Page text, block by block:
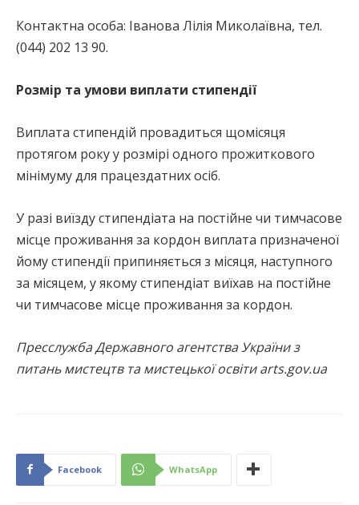
Контактна особа: Іванова Лілія Миколаївна, тел.
(044) 202 13 90.
Розмір та умови виплати стипендії
Виплата стипендій провадиться щомісяця
протягом року у розмірі одного прожиткового
мінімуму для працездатних осіб.
У разі виїзду стипендіата на постійне чи тимчасове
місце проживання за кордон виплата призначеної
йому стипендії припиняється з місяця, наступного
за місяцем, у якому стипендіат виїхав на постійне
чи тимчасове місце проживання за кордон.
Пресслужба Державного агентства України з
питань мистецтв та мистецької освіти arts.gov.ua
Facebook WhatsApp